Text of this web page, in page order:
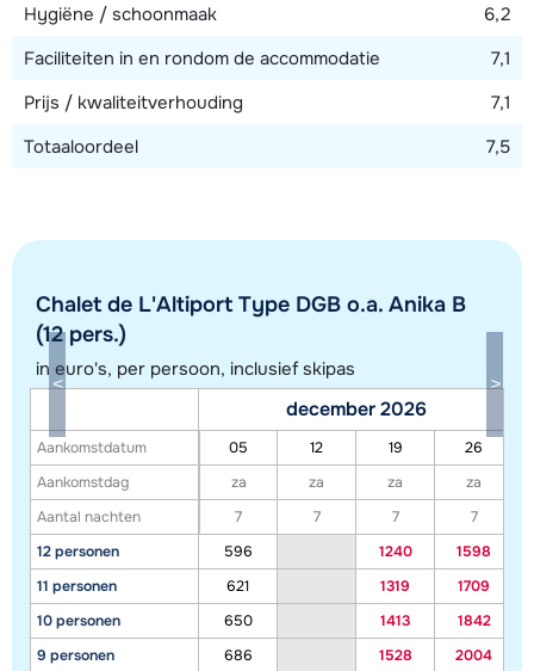
Bekijk kaart
Toon alle accommodaties in dit gebied
Deze kaart geeft een indicatie van de ligging van onze accommodaties. De
exacte locatie kan enigszins afwijken.
Hygiëne / schoonmaak
6,2
Faciliteiten in en rondom de accommodatie
7,1
Prijs / kwaliteitverhouding
7,1
Totaaloordeel
7,5
Chalet de L'Altiport Type DGB o.a. Anika B
(12 pers.)
in euro's, per persoon, inclusief skipas
Aankomstdatum
Aankomstdag
Aantal nachten
12 personen
11 personen
10 personen
9 personen
december 2026
05 12 19
26
za
za za
za
7
7 7
7
596
1240
1598
621
1319
1709
650
1413
1842
686
1528 2004